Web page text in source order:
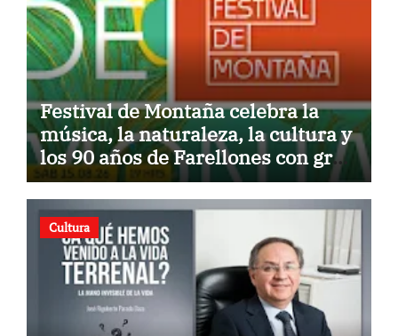
Festival de Montaña celebra la
música, la naturaleza, la cultura y
los 90 años de Farellones con gran
concierto al aire libre
Cultura